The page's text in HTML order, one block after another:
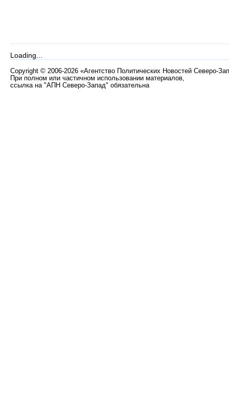
Loading...
Copyright © 2006-2026 «Агентство Политических Новостей Северо-
При полном или частичном использовании материалов,
ссылка на "АПН Северо-Запад" обязательна